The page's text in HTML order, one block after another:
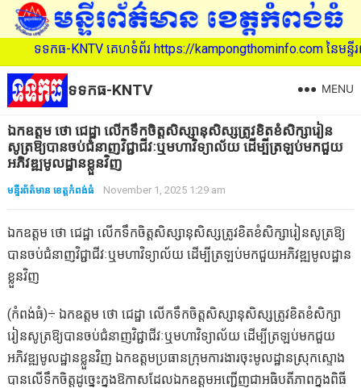
ទទកធ-KNTV គេហទំព័រ https://kampongthominfo.com នៃមន្ទី
ទទកធ-KNTV MENU
ឯកឧត្តម ថោ ជេដ្ឋា លើកទឹកចិត្តសិស្សានុសិស្សត្រូវខិតខំសិក្សារៀន
សូត្រឱ្យបានចប់ជំនាញវិជ្ជាជីវៈឬមហាវិទ្យាល័យ ដើម្បីត្រឡប់មកជួយ
អភិវឌ្ឍមូលដ្ឋានខ្លួនវិញ
មន្ទីរព័ត៌មាន ខេត្តកំពង់ធំ November 1, 2025 1:29 am
ឯកឧត្តម ថោ ជេដ្ឋា លើកទឹកចិត្តសិស្សានុសិស្សត្រូវខិតខំសិក្សារៀនសូត្រឱ្យ
បានចប់ជំនាញវិជ្ជាជីវៈឬមហាវិទ្យាល័យ ដើម្បីត្រឡប់មកជួយអភិវឌ្ឍមូលដ្ឋាន
ខ្លួនវិញ
(កំពង់ធំ)÷ ឯកឧត្តម ថោ ជេដ្ឋា លើកទឹកចិត្តសិស្សានុសិស្សត្រូវខិតខំសិក្សា
រៀនសូត្រឱ្យបានចប់ជំនាញវិជ្ជាជីវៈឬមហាវិទ្យាល័យ ដើម្បីត្រឡប់មកជួយ
អភិវឌ្ឍមូលដ្ឋានខ្លួនវិញ ឯកឧត្តមប្រធានក្រុមការងារចុះមូលដ្ឋានស្រុកស្ទោង
បានលើទឹកចិត្តដូច្នេះក្នុងឱកាសដែលឯកឧត្តមអញ្ជើញជាអធិបតីភាពក្នុងពិធី